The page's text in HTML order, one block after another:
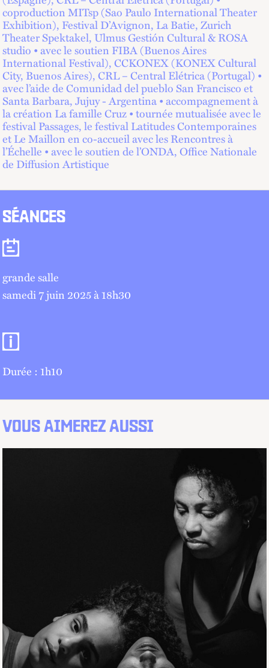
coproduction MITsp (Sao Paulo International Theater
Exhibition), Festival D’Avignon, La Batie, Zurich
Theater Spektakel, Ulmus Gestión Cultural & ROSA
studio • avec le soutien FIBA (Buenos Aires
International Festival), CCKONEX (KONEX Cultural
City, Buenos Aires), CRL – Central Elétrica (Portugal) •
avec l’aide de Comunidad del pueblo San Francisco et
Santa Barbara, Jujuy - Argentina • accompagnement à
la création La famille Cruz • tournée mutualisée avec le
festival Passages, le festival Latitudes Contemporaines
et Le Maillon en co-accueil avec les Rencontres à
l’Échelle • avec le soutien de l’ONDA, Office Nationale
de Diffusion Artistique
SÉANCES
Séances
grande salle
samedi 7 juin 2025 à 18h30
Informations pratiques
Durée : 1h10
VOUS AIMEREZ AUSSI